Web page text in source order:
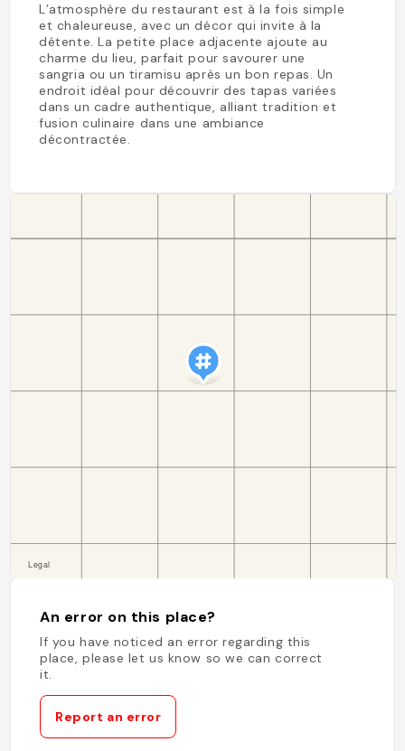
L’atmosphère du restaurant est à la fois simple
et chaleureuse, avec un décor qui invite à la
détente. La petite place adjacente ajoute au
charme du lieu, parfait pour savourer une
sangria ou un tiramisu après un bon repas. Un
endroit idéal pour découvrir des tapas variées
dans un cadre authentique, alliant tradition et
fusion culinaire dans une ambiance
décontractée.
An error on this place?
If you have noticed an error regarding this
place, please let us know so we can correct
it.
Report an error